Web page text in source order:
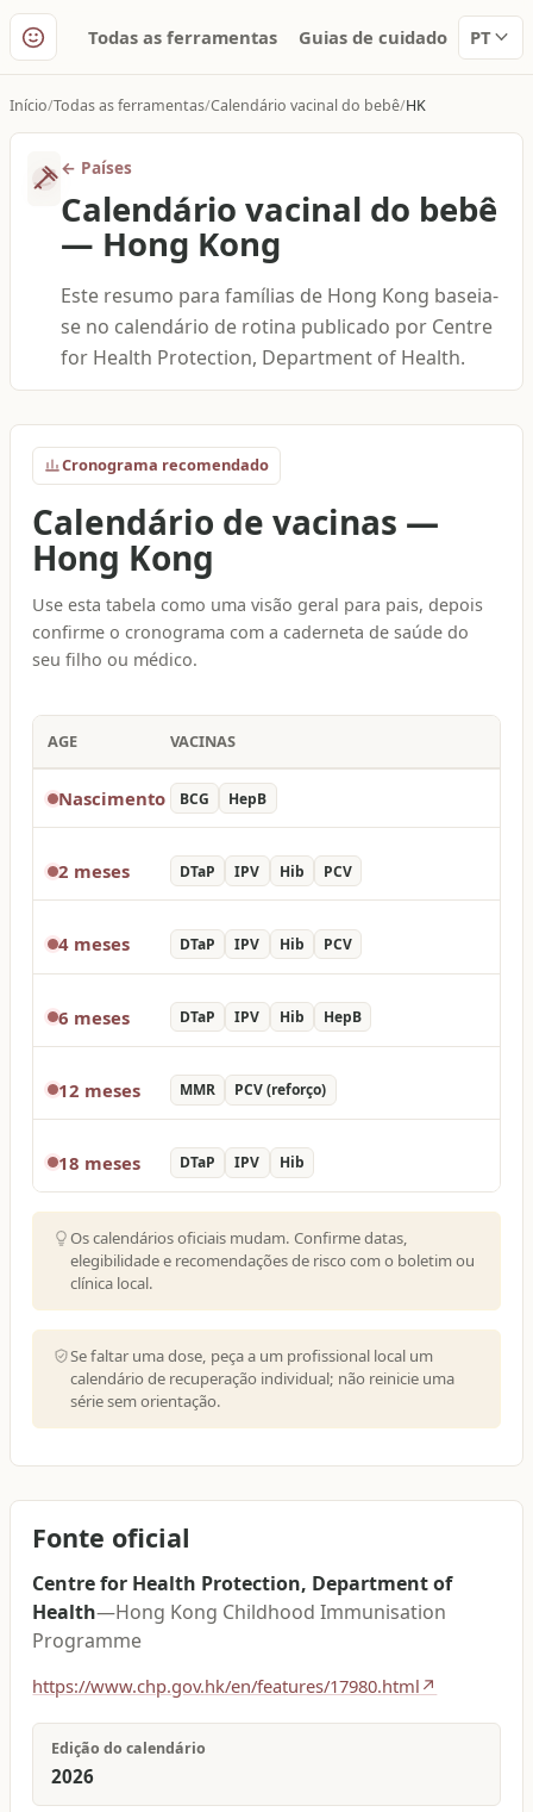
Todas as ferramentas Guias de cuidado PT
Início Todas as ferramentas Calendário vacinal do bebê HK
← Países
Calendário vacinal do bebê
— Hong Kong
Este resumo para famílias de Hong Kong baseia-
se no calendário de rotina publicado por Centre
for Health Protection, Department of Health.
Cronograma recomendado
Calendário de vacinas —
Hong Kong
Use esta tabela como uma visão geral para pais, depois
confirme o cronograma com a caderneta de saúde do
seu filho ou médico.
AGE VACINAS
Nascimento BCG HepB
2 meses DTaP IPV Hib PCV
4 meses DTaP IPV Hib PCV
6 meses DTaP IPV Hib HepB
12 meses MMR PCV (reforço)
18 meses DTaP IPV Hib
Os calendários oficiais mudam. Confirme datas,
elegibilidade e recomendações de risco com o boletim ou
clínica local.
Se faltar uma dose, peça a um profissional local um
calendário de recuperação individual; não reinicie uma
série sem orientação.
Fonte oficial
Centre for Health Protection, Department of
Health—Hong Kong Childhood Immunisation
Programme
https://www.chp.gov.hk/en/features/17980.html ↗
Edição do calendário
2026